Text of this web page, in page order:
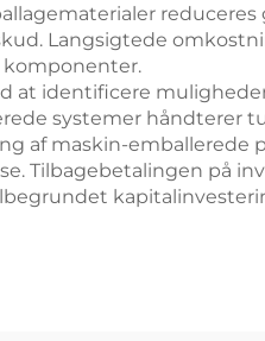
reduceres
Langsigtede
at identificere
systemer håndterer
af maskin-emballerede
Tilbagebetalingen på